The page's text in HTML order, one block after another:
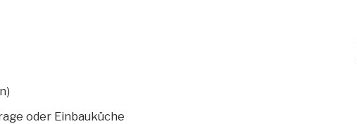
oder Einbauküche